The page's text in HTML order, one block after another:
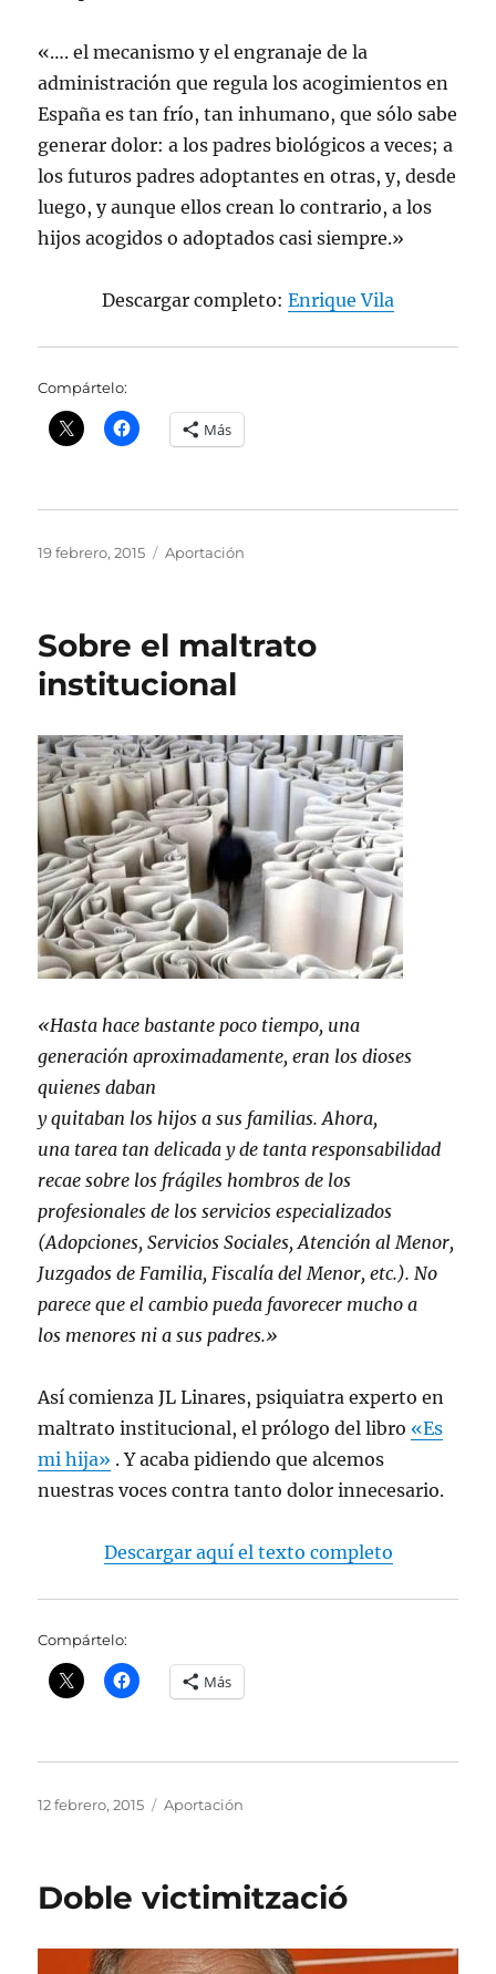
«…. el mecanismo y el engranaje de la
administración que regula los acogimientos en
España es tan frío, tan inhumano, que sólo sabe
generar dolor: a los padres biológicos a veces; a
los futuros padres adoptantes en otras, y, desde
luego, y aunque ellos crean lo contrario, a los
hijos acogidos o adoptados casi siempre.»
Descargar completo: Enrique Vila
Compártelo:
Más
Publicado
19 febrero, 2015 Categorías
Aportación
Sobre el maltrato
institucional
«Hasta hace bastante poco tiempo, una
generación aproximadamente, eran los dioses
quienes daban
y quitaban los hijos a sus familias. Ahora,
una tarea tan delicada y de tanta responsabilidad
recae sobre los frágiles hombros de los
profesionales de los servicios especializados
(Adopciones, Servicios Sociales, Atención al Menor,
Juzgados de Familia, Fiscalía del Menor, etc.). No
parece que el cambio pueda favorecer mucho a
los menores ni a sus padres.»
Así comienza JL Linares, psiquiatra experto en
maltrato institucional, el prólogo del libro «Es
mi hija» . Y acaba pidiendo que alcemos
nuestras voces contra tanto dolor innecesario.
Descargar aquí el texto completo
Compártelo:
Más
Publicado
12 febrero, 2015 Categorías
Aportación
Doble victimització